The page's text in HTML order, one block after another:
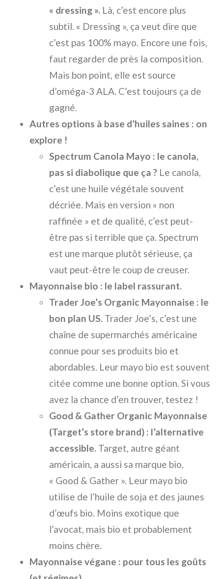
« dressing ». Là, c’est encore plus
subtil. « Dressing », ça veut dire que
c’est pas 100% mayo. Encore une fois,
faut regarder de près la composition.
Mais bon point, elle est source
d’oméga-3 ALA. C’est toujours ça de
gagné.
Autres options à base d’huiles saines : on
explore !
Spectrum Canola Mayo : le canola,
pas si diabolique que ça ? Le canola,
c’est une huile végétale souvent
décriée. Mais en version « non
raffinée » et de qualité, c’est peut-
être pas si terrible que ça. Spectrum
est une marque plutôt sérieuse, ça
vaut peut-être le coup de creuser.
Mayonnaise bio : le label rassurant.
Trader Joe’s Organic Mayonnaise : le
bon plan US. Trader Joe’s, c’est une
chaîne de supermarchés américaine
connue pour ses produits bio et
abordables. Leur mayo bio est souvent
citée comme une bonne option. Si vous
avez la chance d’en trouver, testez !
Good & Gather Organic Mayonnaise
(Target’s store brand) : l’alternative
accessible. Target, autre géant
américain, a aussi sa marque bio,
« Good & Gather ». Leur mayo bio
utilise de l’huile de soja et des jaunes
d’œufs bio. Moins exotique que
l’avocat, mais bio et probablement
moins chère.
Mayonnaise végane : pour tous les goûts